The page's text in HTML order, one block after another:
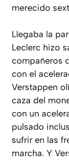
merecido
Llegaba la
Leclerc hizo
compañeros
con el
Verstappen
caza del
con un
pulsado
sufrir en las
marcha. Y